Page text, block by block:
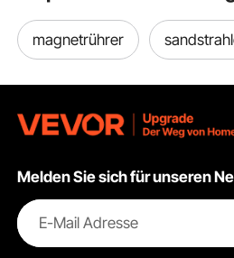
magnetrührer
Melden Sie sich für unseren
E-Mail Adresse